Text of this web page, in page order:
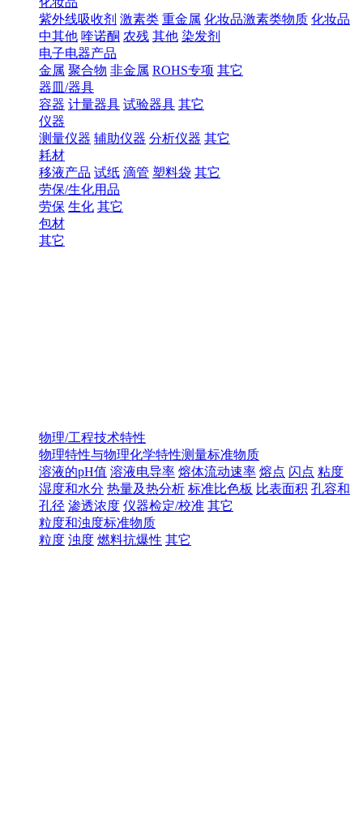
紫外线吸收剂 激素类 重金属 化妆品激素类物质 化妆品
中其他 喹诺酮 农残 其他 染发剂
电子电器产品
金属 聚合物 非金属 ROHS专项 其它
器皿/器具
容器 计量器具 试验器具 其它
仪器
测量仪器 辅助仪器 分析仪器 其它
耗材
移液产品 试纸 滴管 塑料袋 其它
劳保/生化用品
劳保 生化 其它
包材
其它
物理/工程技术特性
物理特性与物理化学特性测量标准物质
溶液的pH值 溶液电导率 熔体流动速率 熔点 闪点 粘度
湿度和水分 热量及热分析 标准比色板 比表面积 孔容和
孔径 渗透浓度 仪器检定/校准 其它
粒度和浊度标准物质
粒度 浊度 燃料抗爆性 其它